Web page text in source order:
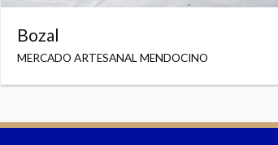
Bozal
MERCADO ARTESANAL MENDOCINO